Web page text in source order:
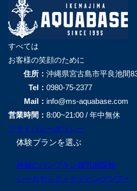
すべては
お客様の笑顔のために
住所： 沖縄県宮古島市平良池間
Tel： 0980-75-2377
Mail： info@ms-aquabase.com
営業時間： 8:00~21:00 / 年中無休
プライバシーポリシー
体験プランを選ぶ
神秘のパンプキン鍾乳洞探検
シーカヤック＋ケイビングツアー